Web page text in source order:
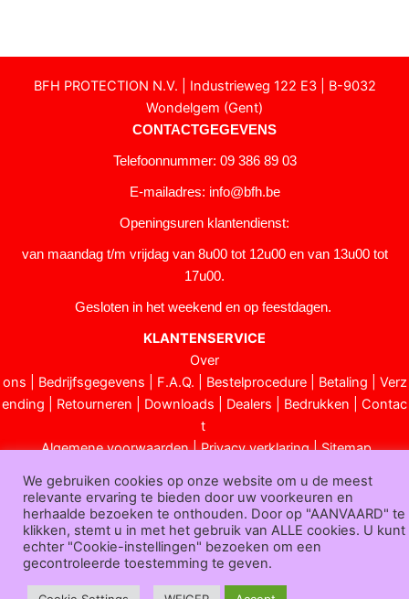
BFH PROTECTION N.V. | Industrieweg 122 E3 | B-9032
Wondelgem (Gent)
CONTACTGEGEVENS
Telefoonnummer: 09 386 89 03
E-mailadres: info@bfh.be
Openingsuren klantendienst:
van maandag t/m vrijdag van 8u00 tot 12u00 en van 13u00 tot
17u00.
Gesloten in het weekend en op feestdagen.
KLANTENSERVICE
Over
ons
Bedrijfsgegevens F.A.Q. Bestelprocedure| Betaling
Verz
ending
Retourneren Downloads Dealers Bedrukken
Contac
t
Algemene voorwaarden|Privacy verklaring|Sitemap
We gebruiken cookies op onze website om u de meest
relevante ervaring te bieden door uw voorkeuren en
herhaalde bezoeken te onthouden. Door op "AANVAARD" te
klikken, stemt u in met het gebruik van ALLE cookies. U kunt
echter "Cookie-instellingen" bezoeken om een
gecontroleerde toestemming te geven.